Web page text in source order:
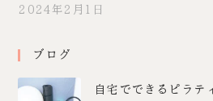
2024年2月1日
ブログ
自宅でできるピラテ